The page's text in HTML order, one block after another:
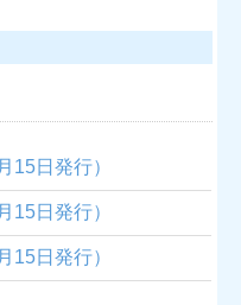
15日発行）
15日発行）
15日発行）